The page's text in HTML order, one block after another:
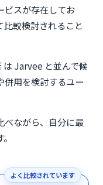
ビスが存在してお
比較検討されること
Jarvee と並んで候
併用を検討するユー
べながら、自分に最
よく比較されています